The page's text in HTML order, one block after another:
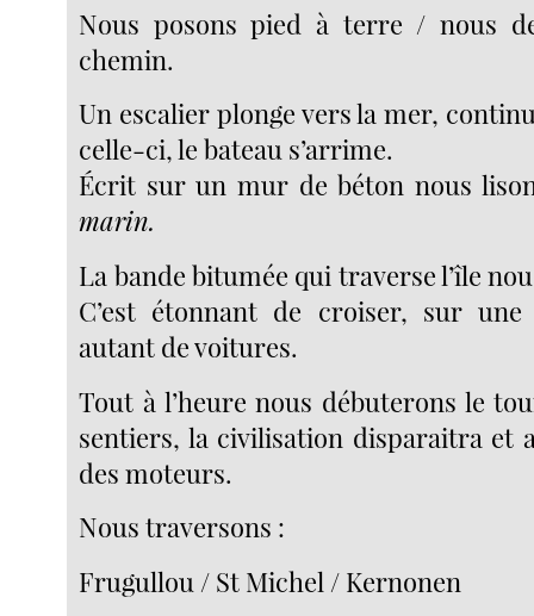
Nous posons pied à terre / nous
chemin.
Un escalier plonge vers la mer,
celle-ci, le bateau s’arrime.
Écrit sur un mur de béton nous
marin.
La bande bitumée qui traverse l’île
C’est étonnant de croiser, sur
autant de voitures.
Tout à l’heure nous débuterons le
sentiers, la civilisation disparaitra et
des moteurs.
Nous traversons :
Frugullou / St Michel / Kernonen